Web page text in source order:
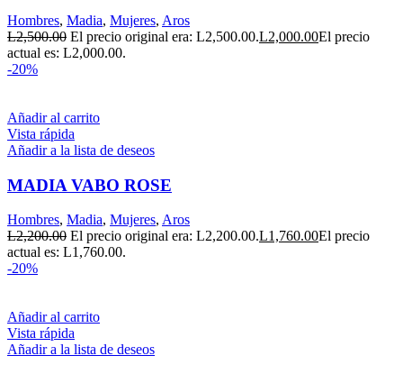
Hombres, Madia, Mujeres, Aros
L2,500.00 El precio original era: L2,500.00.L2,000.00El precio
actual es: L2,000.00.
-20%
Añadir al carrito
Vista rápida
Añadir a la lista de deseos
MADIA VABO ROSE
Hombres, Madia, Mujeres, Aros
L2,200.00 El precio original era: L2,200.00.L1,760.00El precio
actual es: L1,760.00.
-20%
Añadir al carrito
Vista rápida
Añadir a la lista de deseos